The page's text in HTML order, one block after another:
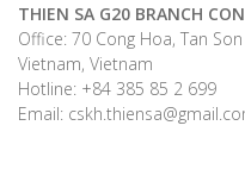
THIEN SA G20 BRANCH
Office: 70 Cong Hoa, Tan
Vietnam, Vietnam
Hotline: +84 385 85 2 699
Email: